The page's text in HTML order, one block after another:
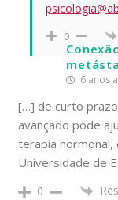
0
6 anos
[…] de curto
avançado pode
terapia hormonal,
Universidade de
0